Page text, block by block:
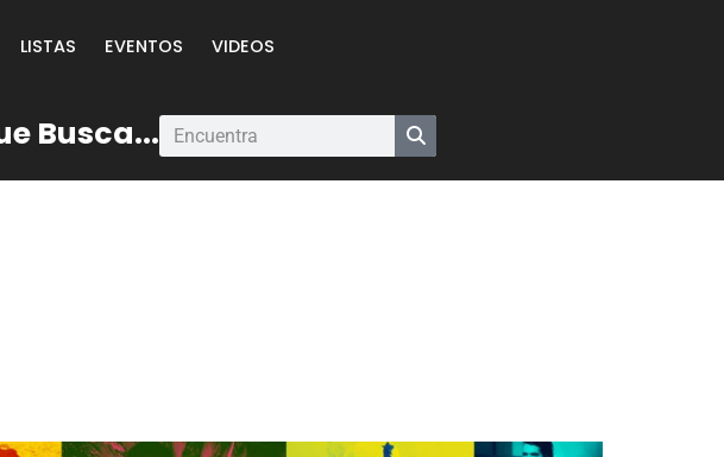
LISTAS EVENTOS VIDEOS
Busca...